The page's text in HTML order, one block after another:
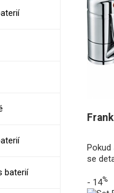
se
- 14%
baterií